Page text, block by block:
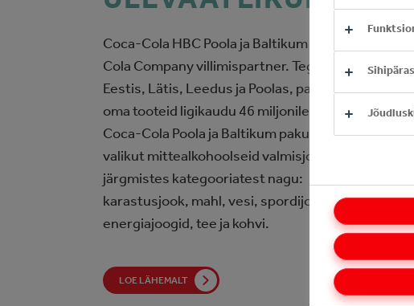
Coca-Cola HBC Poola ja Baltikum on Coca-
Cola Company villimispartner. Tegutseme
Eestis, Lätis, Leedus ja Poolas, pakkudes
oma tooteid ligikaudu 46 miljonile inimesele.
Coca-Cola Poola ja Baltikum pakub laia
valikut mittealkohoolseid valmisjooke
järgmistes kategooriatest nagu:
karastusjook, mahl, vesi, spordijoogid,
energiajoogid, tee ja kohvi.
LOE LÄHEMALT